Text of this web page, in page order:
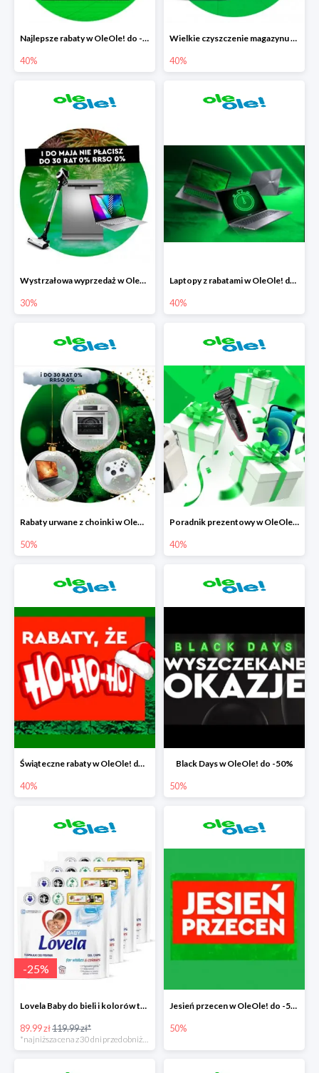
Najlepsze rabaty w OleOle! do -40%
40%
Wielkie czyszczenie magazynu w OleOle! do -40%
40%
Wystrzałowa wyprzedaż w OleOle!
30%
Laptopy z rabatami w OleOle! do -40%
40%
Rabaty urwane z choinki w OleOle! do -50%
50%
Poradnik prezentowy w OleOle! - rabaty do -40%
40%
Świąteczne rabaty w OleOle! do -40%
40%
Black Days w OleOle! do -50%
50%
-25%
Lovela Baby do bieli i kolorów taniej o 30zł
89.99 zł119.99 zł*
Jesień przecen w OleOle! do -50%
50%